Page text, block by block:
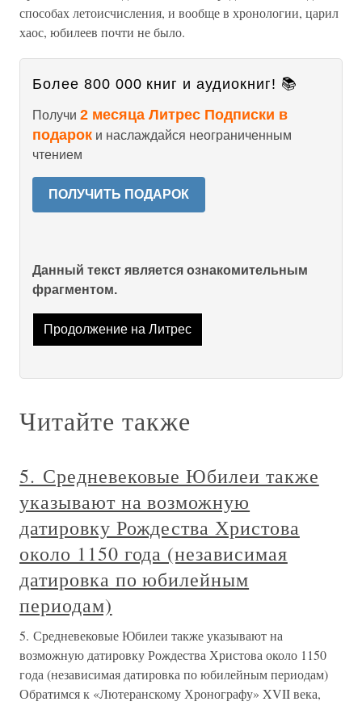
способах летоисчисления, и вообще в хронологии, царил
хаос, юбилеев почти не было.
Более 800 000 книг и аудиокниг! 📚
Получи 2 месяца Литрес Подписки в
подарок и наслаждайся неограниченным
чтением
ПОЛУЧИТЬ ПОДАРОК
Данный текст является ознакомительным
фрагментом.
Продолжение на Литрес
Читайте также
5. Средневековые Юбилеи также
указывают на возможную
датировку Рождества Христова
около 1150 года (независимая
датировка по юбилейным
периодам)
5. Средневековые Юбилеи также указывают на
возможную датировку Рождества Христова около 1150
года (независимая датировка по юбилейным периодам)
Обратимся к «Лютеранскому Хронографу» XVII века,